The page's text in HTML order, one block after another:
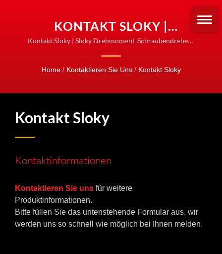
KONTAKT SLOKY |
DREHMOMENT-
SCHRAUBENDREHER &
SETS | SLOKY OFFIZIELLE
PRODUKTLINIE
Kontakt Sloky | Sloky Drehmoment-Schraubendreher -
Home / Kontaktieren Sie Uns / Kontakt Sloky
Kontakt Sloky
Kontaktinformationen
Kontaktieren Sie uns für weitere
Produktinformationen.
Bitte füllen Sie das untenstehende Formular aus, wir
werden uns so schnell wie möglich bei Ihnen melden.